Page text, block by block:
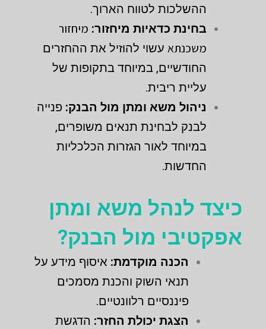
ההשלכות לטווח הארוך.
בחינת כדאיות מיחזור: מיחזור
משכנתא עשוי להוזיל את ההחזרים
החודשיים, במיוחד בתקופות של
עליית ריבית.
ניהול משא ומתן מול הבנק: פנייה
לבנק לבחינת תנאים משופרים,
במיוחד לאור הגזרות הכלכליות
החדשות.
כיצד לנהל משא ומתן
אפקטיבי מול הבנק?
הכנה מוקדמת: איסוף מידע על
תנאי השוק והכנת מסמכים
פיננסיים רלוונטיים.
הצגת יכולת החזר: הדגשת